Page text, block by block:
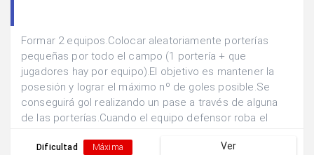
Formar 2 equipos.Colocar aleatoriamente porterías
pequeñas por todo el campo (1 portería + que
jugadores hay por equipo).El objetivo es mantener la
posesión y lograr el máximo nº de goles posible.Se
conseguirá gol realizando un pase a través de alguna
de las porterías.Cuando el equipo defensor roba el
Dificultad Máxima Ver